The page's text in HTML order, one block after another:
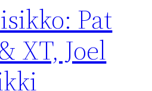
Pat
XT, Joel